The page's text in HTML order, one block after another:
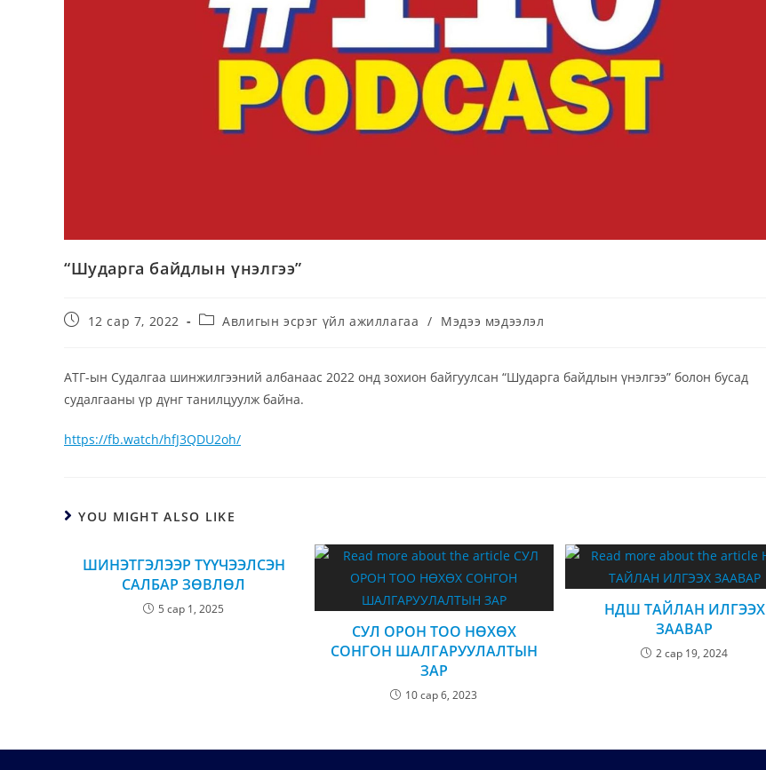
“Шударга байдлын үнэлгээ”
12 сар 7, 2022 Авлигын эсрэг үйл ажиллагаа / Мэдээ мэдээлэл
АТГ-ын Судалгаа шинжилгээний албанаас 2022 онд зохион байгуулсан “Шударга байдлын үнэлгээ” болон бусад
судалгааны үр дүнг танилцуулж байна.
https://fb.watch/hfJ3QDU2oh/
YOU MIGHT ALSO LIKE
ШИНЭТГЭЛЭЭР ТҮҮЧЭЭЛСЭН
САЛБАР ЗӨВЛӨЛ
5 сар 1, 2025
СУЛ ОРОН ТОО НӨХӨХ
СОНГОН ШАЛГАРУУЛАЛТЫН
ЗАР
10 сар 6, 2023
НДШ ТАЙЛАН ИЛГЭЭХ
ЗААВАР
2 сар 19, 2024